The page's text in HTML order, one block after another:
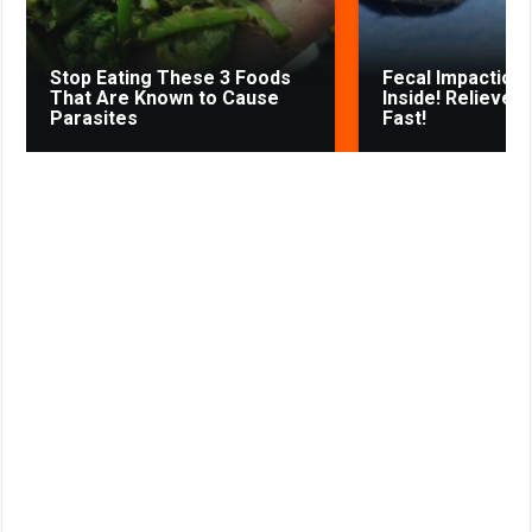
i
k
i
Stop Eating These 3 Foods
That Are Known to Cause
Parasites
Fecal Impaction
Inside! Relieves
Fast!